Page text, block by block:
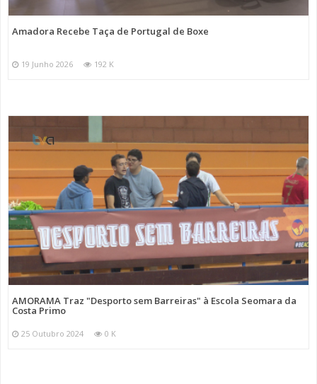
Amadora Recebe Taça de Portugal de Boxe
19 Junho 2026 192 K
AMORAMA Traz "Desporto sem Barreiras" à Escola Seomara da
Costa Primo
25 Outubro 2024 0 K